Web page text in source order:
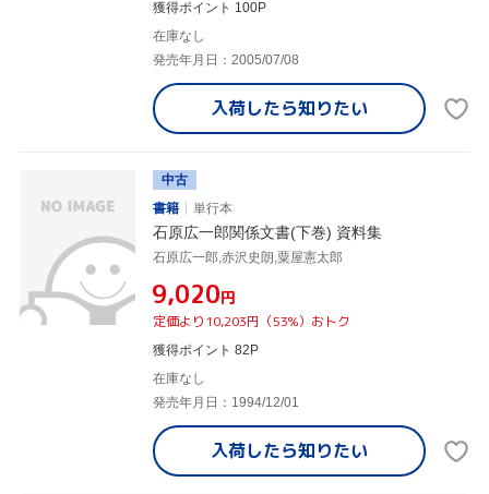
獲得ポイント 100P
在庫なし
発売年月日：2005/07/08
入荷したら知りたい
中古
書籍
単行本
石原広一郎関係文書(下巻) 資料集
石原広一郎,赤沢史朗,粟屋憲太郎
¥9,020円
定価より10,203円（53%）おトク
獲得ポイント 82P
在庫なし
発売年月日：1994/12/01
入荷したら知りたい